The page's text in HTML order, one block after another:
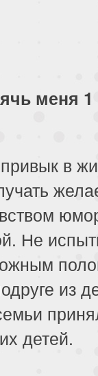
меня 1
в
Не
из
детей.